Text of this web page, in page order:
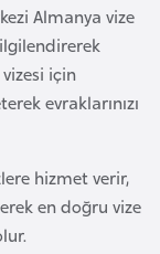
Almanya vize
için
evraklarınızı
hizmet verir,
en doğru vize